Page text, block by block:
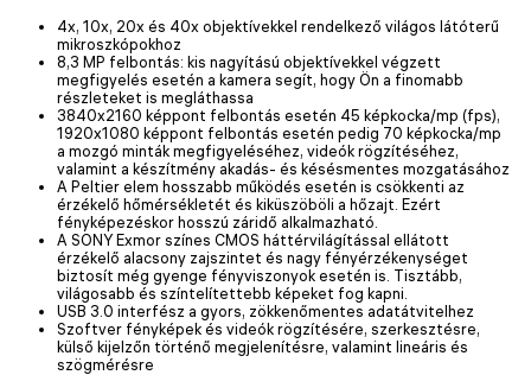
4x, 10x, 20x és 40x objektívekkel rendelkező világos látóterű
mikroszkópokhoz
8,3 MP felbontás: kis nagyítású objektívekkel végzett
megfigyelés esetén a kamera segít, hogy Ön a finomabb
részleteket is megláthassa
3840x2160 képpont felbontás esetén 45 képkocka/mp (fps),
1920x1080 képpont felbontás esetén pedig 70 képkocka/mp
a mozgó minták megfigyeléséhez, videók rögzítéséhez,
valamint a készítmény akadás- és késésmentes mozgatásához
A Peltier elem hosszabb működés esetén is csökkenti az
érzékelő hőmérsékletét és kiküszöböli a hőzajt. Ezért
fényképezéskor hosszú záridő alkalmazható.
A SONY Exmor színes CMOS háttérvilágítással ellátott
érzékelő alacsony zajszintet és nagy fényérzékenységet
biztosít még gyenge fényviszonyok esetén is. Tisztább,
világosabb és színtelítettebb képeket fog kapni.
USB 3.0 interfész a gyors, zökkenőmentes adatátvitelhez
Szoftver fényképek és videók rögzítésére, szerkesztésre,
külső kijelzőn történő megjelenítésre, valamint lineáris és
szögmérésre